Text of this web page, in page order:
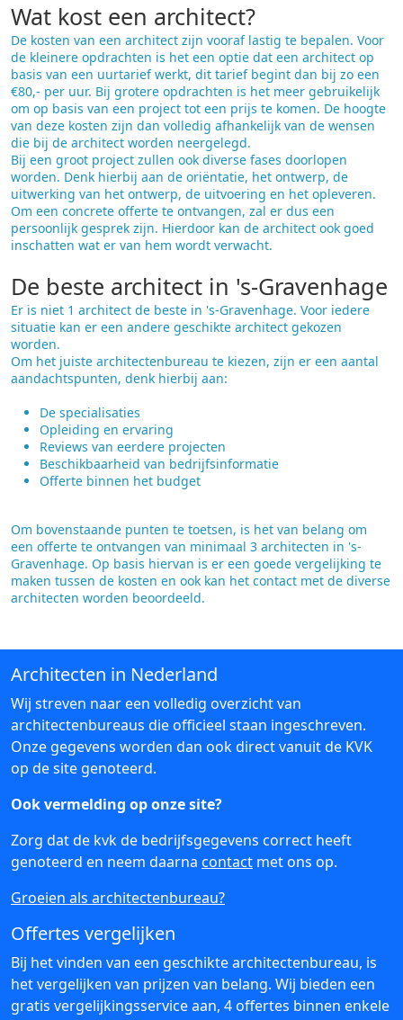
Wat kost een architect?
De kosten van een architect zijn vooraf lastig te bepalen. Voor
de kleinere opdrachten is het een optie dat een architect op
basis van een uurtarief werkt, dit tarief begint dan bij zo een
€80,- per uur. Bij grotere opdrachten is het meer gebruikelijk
om op basis van een project tot een prijs te komen. De hoogte
van deze kosten zijn dan volledig afhankelijk van de wensen
die bij de architect worden neergelegd.
Bij een groot project zullen ook diverse fases doorlopen
worden. Denk hierbij aan de oriëntatie, het ontwerp, de
uitwerking van het ontwerp, de uitvoering en het opleveren.
Om een concrete offerte te ontvangen, zal er dus een
persoonlijk gesprek zijn. Hierdoor kan de architect ook goed
inschatten wat er van hem wordt verwacht.
De beste architect in 's-Gravenhage
Er is niet 1 architect de beste in 's-Gravenhage. Voor iedere
situatie kan er een andere geschikte architect gekozen
worden.
Om het juiste architectenbureau te kiezen, zijn er een aantal
aandachtspunten, denk hierbij aan:
De specialisaties
Opleiding en ervaring
Reviews van eerdere projecten
Beschikbaarheid van bedrijfsinformatie
Offerte binnen het budget
Om bovenstaande punten te toetsen, is het van belang om
een offerte te ontvangen van minimaal 3 architecten in 's-
Gravenhage. Op basis hiervan is er een goede vergelijking te
maken tussen de kosten en ook kan het contact met de diverse
architecten worden beoordeeld.
Architecten in Nederland
Wij streven naar een volledig overzicht van
architectenbureaus die officieel staan ingeschreven.
Onze gegevens worden dan ook direct vanuit de KVK
op de site genoteerd.
Ook vermelding op onze site?
Zorg dat de kvk de bedrijfsgegevens correct heeft
genoteerd en neem daarna contact met ons op.
Groeien als architectenbureau?
Offertes vergelijken
Bij het vinden van een geschikte architectenbureau, is
het vergelijken van prijzen van belang. Wij bieden een
gratis vergelijkingsservice aan, 4 offertes binnen enkele